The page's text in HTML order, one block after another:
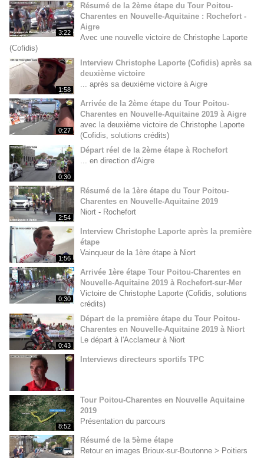
3:22
Résumé de la 2ème étape du Tour Poitou-
Charentes en Nouvelle-Aquitaine : Rochefort -
Aigre
Avec une nouvelle victoire de Christophe Laporte
(Cofidis)
1:58
Interview Christophe Laporte (Cofidis) après sa
deuxième victoire
... après sa deuxième victoire à Aigre
0:27
Arrivée de la 2ème étape du Tour Poitou-
Charentes en Nouvelle-Aquitaine 2019 à Aigre
avec la deuxième victoire de Christophe Laporte
(Cofidis, solutions crédits)
0:30
Départ réel de la 2ème étape à Rochefort
... en direction d'Aigre
2:54
Résumé de la 1ère étape du Tour Poitou-
Charentes en Nouvelle-Aquitaine 2019
Niort - Rochefort
1:56
Interview Christophe Laporte après la première
étape
Vainqueur de la 1ère étape à Niort
0:30
Arrivée 1ère étape Tour Poitou-Charentes en
Nouvelle-Aquitaine 2019 à Rochefort-sur-Mer
Victoire de Christophe Laporte (Cofidis, solutions
crédits)
0:43
Départ de la première étape du Tour Poitou-
Charentes en Nouvelle-Aquitaine 2019 à Niort
Le départ à l'Acclameur à Niort
Interviews directeurs sportifs TPC
8:52
Tour Poitou-Charentes en Nouvelle Aquitaine
2019
Présentation du parcours
Résumé de la 5ème étape
Retour en images Brioux-sur-Boutonne > Poitiers